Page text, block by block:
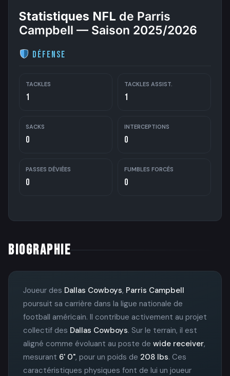
Statistiques NFL de Parris
Campbell — Saison 2025/2026
Défense
TACKLES
1
TACKLES ASSIST.
1
SACKS
0
INTERCEPTIONS
0
PASSES DÉVIÉES
0
FUMBLES FORCÉS
0
BIOGRAPHIE
Joueur des Dallas Cowboys, Parris Campbell
poursuit sa carrière dans la ligue nationale de
football américain. Il contribue activement au projet
collectif des Dallas Cowboys. Sur le terrain, il est
aligné comme évoluant au poste de wide receiver,
mesurant 6' 0", pour un poids de 208 lbs. Ces
caractéristiques physiques font de lui un joueur